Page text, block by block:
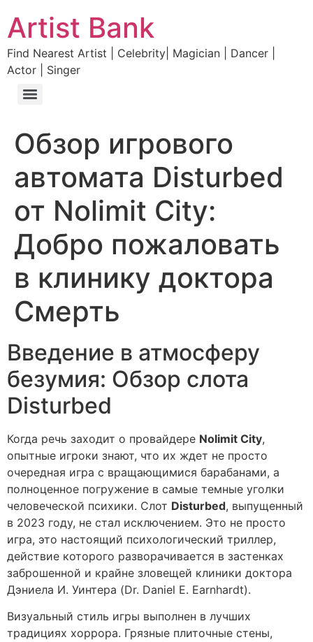
Artist Bank
Find Nearest Artist | Celebrity| Magician | Dancer |
Actor | Singer
Обзор игрового
автомата Disturbed
от Nolimit City:
Добро пожаловать
в клинику доктора
Смерть
Введение в атмосферу
безумия: Обзор слота
Disturbed
Когда речь заходит о провайдере Nolimit City,
опытные игроки знают, что их ждет не просто
очередная игра с вращающимися барабанами, а
полноценное погружение в самые темные уголки
человеческой психики. Слот Disturbed, выпущенный
в 2023 году, не стал исключением. Это не просто
игра, это настоящий психологический триллер,
действие которого разворачивается в застенках
заброшенной и крайне зловещей клиники доктора
Дэниела И. Уинтера (Dr. Daniel E. Earnhardt).
Визуальный стиль игры выполнен в лучших
традициях хоррора. Грязные плиточные стены,